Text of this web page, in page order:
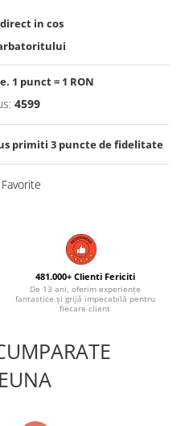
in cos
1 punct = 1 RON
4599
primiti 3puncte de fidelitate
481.000+ Clienti Fericiti
De 13 ani, oferim experiențe
fantastice și grijă impecabilă pentru
fiecare client